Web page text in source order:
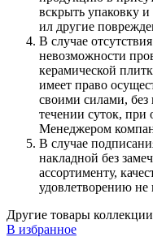
вскрыть упаковку
ил другие
В случае
невозможности
керамической
имеет право
своими силами, без
течении суток, при
Менеджером
В случае
накладной без
ассортименту,
удовлетворению не
Другие товары коллекции
В избранное